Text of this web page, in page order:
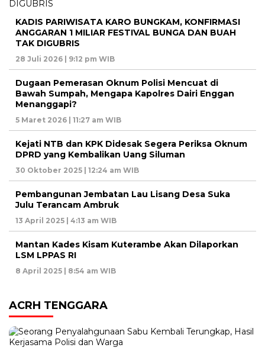
KADIS PARIWISATA KARO BUNGKAM, KONFIRMASI
ANGGARAN 1 MILIAR FESTIVAL BUNGA DAN BUAH
TAK DIGUBRIS
28 Juli 2026 | 9:12 pm WIB
Dugaan Pemerasan Oknum Polisi Mencuat di
Bawah Sumpah, Mengapa Kapolres Dairi Enggan
Menanggapi?
5 Maret 2026 | 11:27 am WIB
Kejati NTB dan KPK Didesak Segera Periksa Oknum
DPRD yang Kembalikan Uang Siluman
30 Oktober 2025 | 12:24 am WIB
Pembangunan Jembatan Lau Lisang Desa Suka
Julu Terancam Ambruk
13 April 2025 | 4:13 am WIB
Mantan Kades Kisam Kuterambe Akan Dilaporkan
LSM LPPAS RI
8 April 2025 | 8:54 am WIB
ACRH TENGGARA